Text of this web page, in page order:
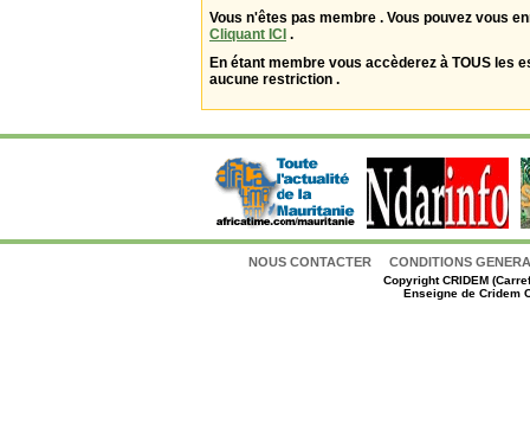
Vous n'êtes pas membre . Vous pouvez vous
Cliquant ICI .
En étant membre vous accèderez à TOUS les
aucune restriction .
NOUS CONTACTER CONDITIONS
CopyrightCRIDEM
Enseigne de Cridem